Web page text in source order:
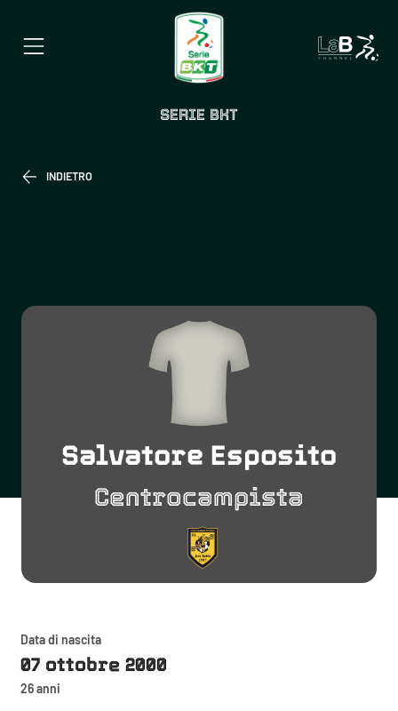
SERIE BKT
INDIETRO
Salvatore Esposito
Centrocampista
Data di nascita
07 ottobre 2000
26 anni